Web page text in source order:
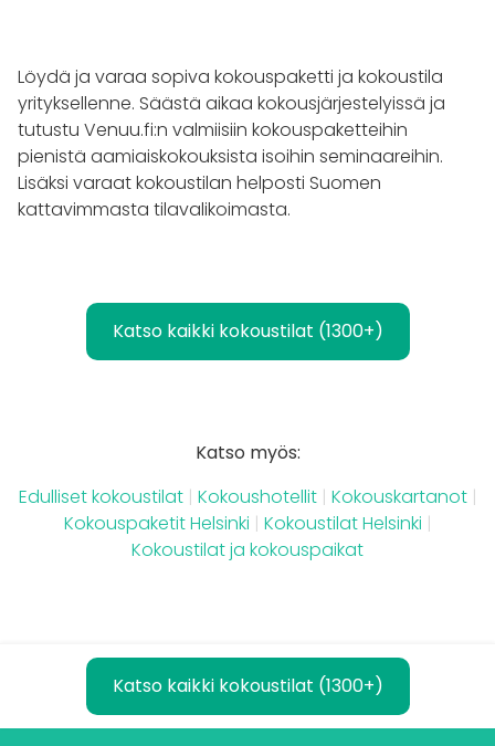
Löydä ja varaa sopiva kokouspaketti ja kokoustila
yrityksellenne. Säästä aikaa kokousjärjestelyissä ja
tutustu Venuu.fi:n valmiisiin kokouspaketteihin
pienistä aamiaiskokouksista isoihin seminaareihin.
Lisäksi varaat kokoustilan helposti Suomen
kattavimmasta tilavalikoimasta.
Katso kaikki kokoustilat (1300+)
Katso myös:
Edulliset kokoustilat | Kokoushotellit | Kokouskartanot |
Kokouspaketit Helsinki | Kokoustilat Helsinki |
Kokoustilat ja kokouspaikat
Katso kaikki kokoustilat (1300+)